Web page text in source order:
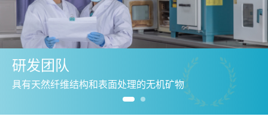
处理的无机矿物
处理的无机矿物
处理的无机矿物
研发团队
具有天然纤维结构和表面处理的无机矿物